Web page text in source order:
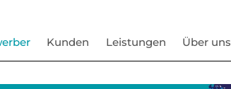
Kunden Leistungen Über uns